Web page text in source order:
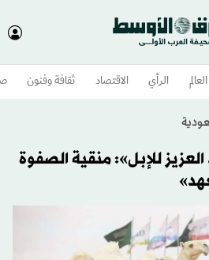
العالم الرأي الاقتصاد ثقافة وفنون
للإبل»: منقية الصفوة